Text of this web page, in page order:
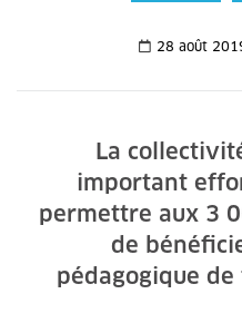
28 août
La
important
permettre aux 3
de
pédagogique